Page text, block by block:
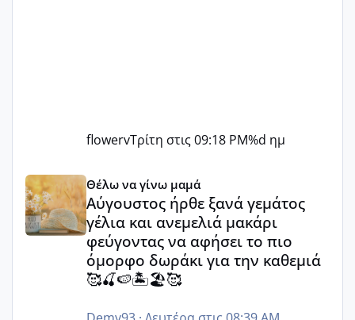
flowervΤρίτη στις 09:18 PM%d ημ
Αύγουστος ήρθε ξανά γεμάτος γέλια και ανεμελιά
Θέλω να γίνω μαμά
Αύγουστος ήρθε ξανά γεμάτος
γέλια και ανεμελιά μακάρι
φεύγοντας να αφήσει το πιο
όμορφο δωράκι για την καθεμιά
🥰🍒🍉🏝️🏖️🥰